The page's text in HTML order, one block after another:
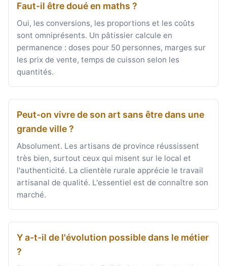
Faut-il être doué en maths ?
Oui, les conversions, les proportions et les coûts
sont omniprésents. Un pâtissier calcule en
permanence : doses pour 50 personnes, marges sur
les prix de vente, temps de cuisson selon les
quantités.
Peut-on vivre de son art sans être dans une
grande ville ?
Absolument. Les artisans de province réussissent
très bien, surtout ceux qui misent sur le local et
l'authenticité. La clientèle rurale apprécie le travail
artisanal de qualité. L'essentiel est de connaître son
marché.
Y a-t-il de l'évolution possible dans le métier
?